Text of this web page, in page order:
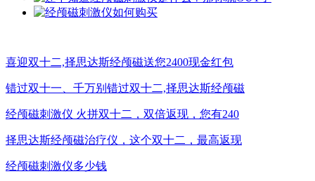
喜迎双十二,择思达斯经颅磁送您2400现金红包
错过双十一、千万别错过双十二,择思达斯经颅磁
经颅磁刺激仪 火拼双十二，双倍返现，您有240
择思达斯经颅磁治疗仪，这个双十二，最高返现
经颅磁刺激仪多少钱